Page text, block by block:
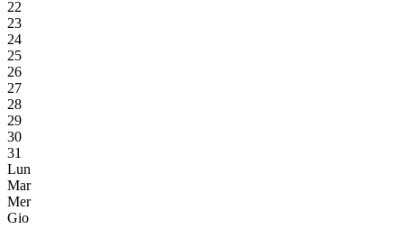
22
23
24
25
26
27
28
29
30
31
Lun
Mar
Mer
Gio